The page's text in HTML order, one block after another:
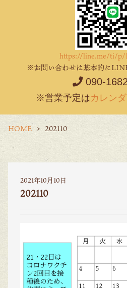
https://line.me/ti/p/
※お問い合わせは基本的に
090-
※営業予定はカレン
HOME 202110
2021年10月10日
202110